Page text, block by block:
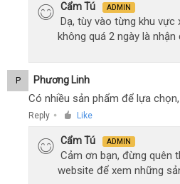
Cẩm Tú ADMIN
Dạ, tùy vào từng khu vực
không quá 2 ngày là
P Phương Linh
Có nhiều sản phẩm để lựa
Reply ● Like
Cẩm Tú ADMIN
Cảm ơn bạn, đừng quên
website để xem những